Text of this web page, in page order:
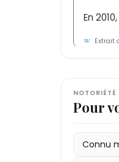
En
Extrait
NOTORIÉTÉ
Pour
Connu